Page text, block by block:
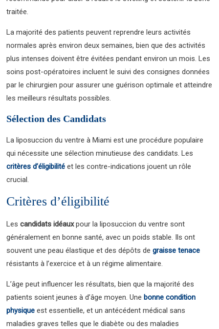
traitée.
La majorité des patients peuvent reprendre leurs activités
normales après environ deux semaines, bien que des activités
plus intenses doivent être évitées pendant environ un mois. Les
soins post-opératoires incluent le suivi des consignes données
par le chirurgien pour assurer une guérison optimale et atteindre
les meilleurs résultats possibles.
Sélection des Candidats
La liposuccion du ventre à Miami est une procédure populaire
qui nécessite une sélection minutieuse des candidats. Les
critères d’éligibilité et les contre-indications jouent un rôle
crucial.
Critères d’éligibilité
Lescandidats idéauxpour la liposuccion du ventre sont
généralement en bonne santé, avec un poids stable. Ils ont
souvent une peau élastique et des dépôts degraisse tenace
résistants à l’exercice et à un régime alimentaire.
L’âge peut influencer les résultats, bien que la majorité des
patients soient jeunes à d’âge moyen. Unebonne condition
physique est essentielle, et un antécédent médical sans
maladies graves telles que le diabète ou des maladies